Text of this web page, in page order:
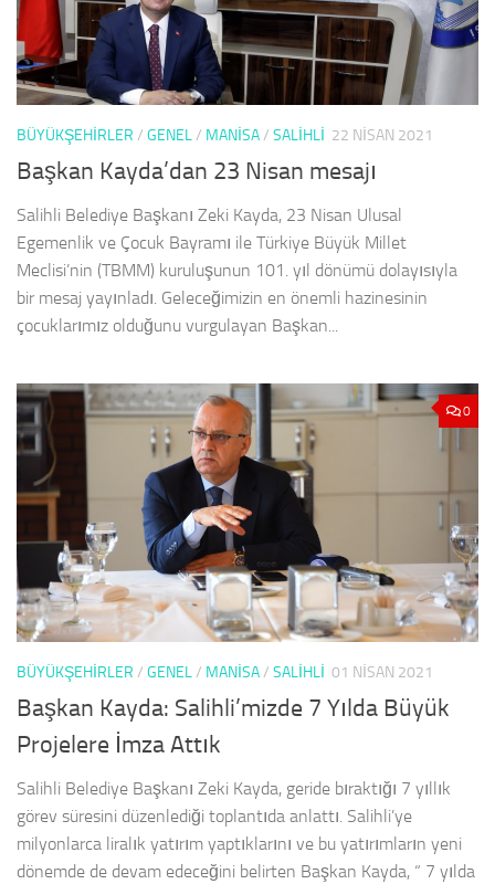
BÜYÜKŞEHİRLER / GENEL/ MANISA/ SALIHLI 22 NISAN 2021
Başkan Kayda’dan 23 Nisan mesajı
Salihli Belediye Başkanı Zeki Kayda, 23 Nisan Ulusal
Egemenlik ve Çocuk Bayramı ile Türkiye Büyük Millet
Meclisi’nin (TBMM) kuruluşunun 101. yıl dönümü dolayısıyla
bir mesaj yayınladı. Geleceğimizin en önemli hazinesinin
çocuklarımız olduğunu vurgulayan Başkan...
0
BÜYÜKŞEHİRLER / GENEL/ MANISA/ SALIHLI 01 NISAN 2021
Başkan Kayda: Salihli’mizde 7 Yılda Büyük
Projelere İmza Attık
Salihli Belediye Başkanı Zeki Kayda, geride bıraktığı 7 yıllık
görev süresini düzenlediği toplantıda anlattı. Salihli’ye
milyonlarca liralık yatırım yaptıklarını ve bu yatırımların yeni
dönemde de devam edeceğini belirten Başkan Kayda, “ 7 yılda